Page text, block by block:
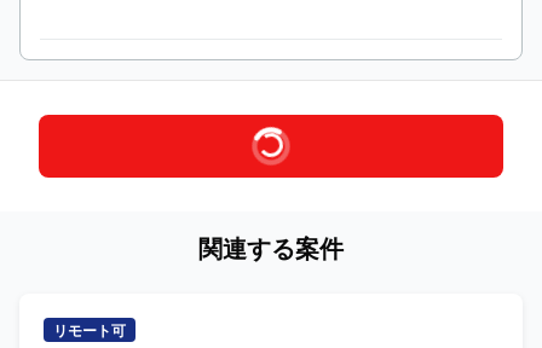
関連する案件
リモート可